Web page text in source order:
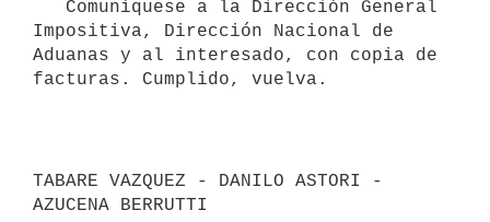
Impositiva, Dirección Nacional de
Aduanas y al interesado, con copia de
facturas. Cumplido, vuelva.
TABARE VAZQUEZ - DANILO ASTORI -
AZUCENA BERRUTTI